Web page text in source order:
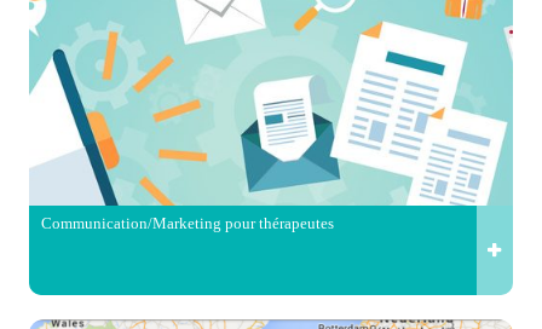
Communication/Marketing pour thérapeutes